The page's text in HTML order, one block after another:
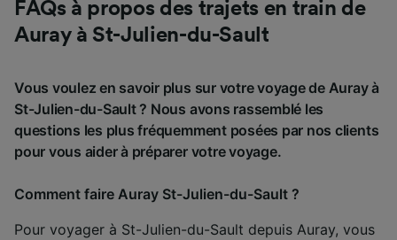
FAQs à propos des trajets en train de
Auray à St-Julien-du-Sault
Vous voulez en savoir plus sur votre voyage de Auray à
St-Julien-du-Sault ? Nous avons rassemblé les
questions les plus fréquemment posées par nos clients
pour vous aider à préparer votre voyage.
Comment faire Auray St-Julien-du-Sault ?
Pour voyager à St-Julien-du-Sault depuis Auray, vous